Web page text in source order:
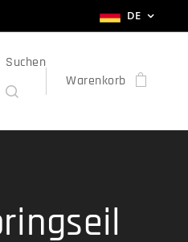
DE
Suchen
Warenkorb